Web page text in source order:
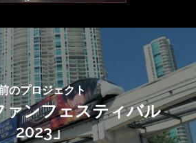
のプロジェクト
ァンフェスティバル
2023」